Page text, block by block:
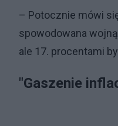
– Potocznie mówi
spowodowana
ale 17. procentami
"Gaszenie